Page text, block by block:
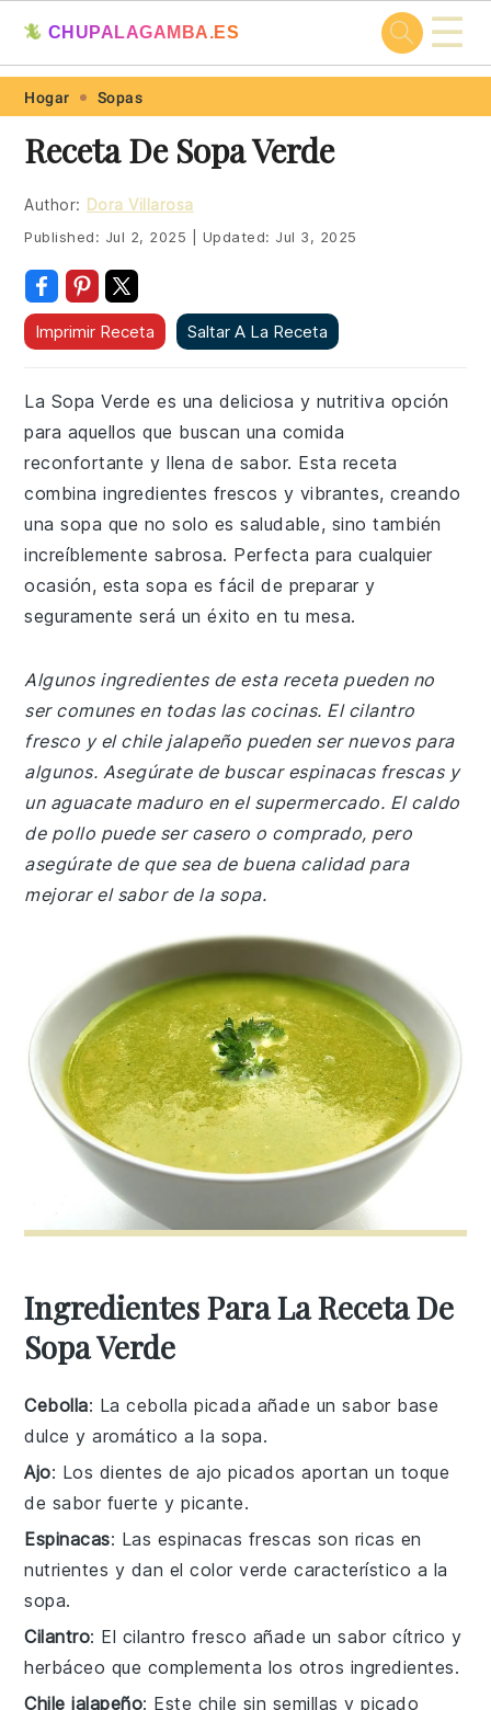
Skip
primary
navigation
Skip
main
content
Skip
primary
sidebar
Skip
footer
🦎 CHUPALAGAMBA.ES ☰
Hogar Sopas
Receta De Sopa Verde
Author: Dora Villarosa
Published: Jul 2, 2025 Updated: Jul 3, 2025
Imprimir Receta Saltar A La Receta
La Sopa Verde es una deliciosa y nutritiva opción
para aquellos que buscan una comida
reconfortante y llena de sabor. Esta receta
combina ingredientes frescos y vibrantes, creando
una sopa que no solo es saludable, sino también
increíblemente sabrosa. Perfecta para cualquier
ocasión, esta sopa es fácil de preparar y
seguramente será un éxito en tu mesa.
Algunos ingredientes de esta receta pueden no
ser comunes en todas las cocinas. El cilantro
fresco y el chile jalapeño pueden ser nuevos para
algunos. Asegúrate de buscar espinacas frescas y
un aguacate maduro en el supermercado. El caldo
de pollo puede ser casero o comprado, pero
asegúrate de que sea de buena calidad para
mejorar el sabor de la sopa.
Ingredientes Para La Receta De
Sopa Verde
Cebolla: La cebolla picada añade un sabor base
dulce y aromático a la sopa.
Ajo: Los dientes de ajo picados aportan un toque
de sabor fuerte y picante.
Espinacas: Las espinacas frescas son ricas en
nutrientes y dan el color verde característico a la
sopa.
Cilantro: El cilantro fresco añade un sabor cítrico y
herbáceo que complementa los otros ingredientes.
Chile jalapeño: Este chile sin semillas y picado